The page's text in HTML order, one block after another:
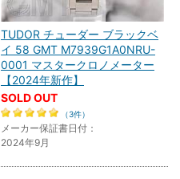
TUDOR チューダー ブラックベ
イ 58 GMT M7939G1A0NRU-
0001 マスタークロノメーター
【2024年新作】
SOLD OUT
（3件）
メーカー保証書日付：
2024年9月